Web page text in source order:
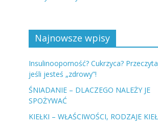
Najnowsze wpisy
Insulinooporność? Cukrzyca?
jeśli jesteś „zdrowy”!
ŚNIADANIE – DLACZEGO NALEŻY JE
SPOŻYWAĆ
KIEŁKI – WŁAŚCIWOŚCI, RODZAJE